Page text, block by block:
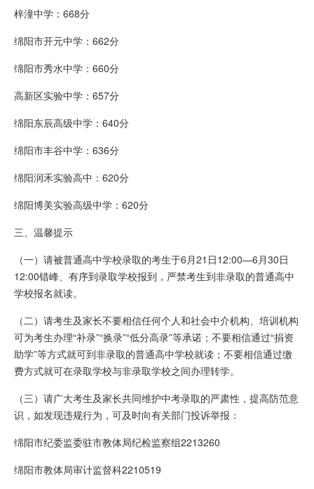
梓潼中学：668分
绵阳市开元中学：662分
绵阳市秀水中学：660分
高新区实验中学：657分
绵阳东辰高级中学：640分
绵阳市丰谷中学：636分
绵阳润禾实验高中：620分
绵阳博美实验高级中学：620分
三、温馨提示
（一）请被普通高中学校录取的考生于6月21日12:00—6月30日
12:00错峰、有序到录取学校报到，严禁考生到非录取的普通高中
学校报名就读。
（二）请考生及家长不要相信任何个人和社会中介机构、培训机构
可为考生办理“补录”“换录”“低分高录”等承诺；不要相信通过“捐资
助学”等方式就可到非录取的普通高中学校就读；不要相信通过缴
费方式就可在录取学校与非录取学校之间办理转学。
（三）请广大考生及家长共同维护中考录取的严肃性，提高防范意
识，如发现违规行为，可及时向有关部门投诉举报：
绵阳市纪委监委驻市教体局纪检监察组2213260
绵阳市教体局审计监督科2210519